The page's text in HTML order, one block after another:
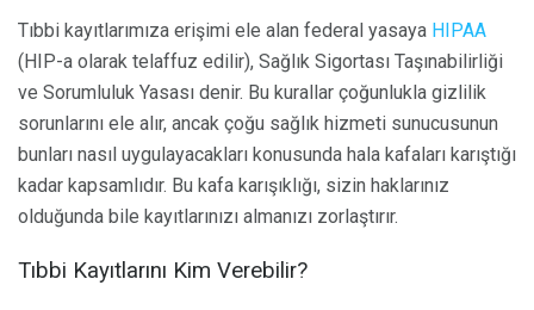
Tıbbi kayıtlarımıza erişimi ele alan federal yasaya HIPAA
(HIP-a olarak telaffuz edilir), Sağlık Sigortası Taşınabilirliği
ve Sorumluluk Yasası denir. Bu kurallar çoğunlukla gizlilik
sorunlarını ele alır, ancak çoğu sağlık hizmeti sunucusunun
bunları nasıl uygulayacakları konusunda hala kafaları karıştığı
kadar kapsamlıdır. Bu kafa karışıklığı, sizin haklarınız
olduğunda bile kayıtlarınızı almanızı zorlaştırır.
Tıbbi Kayıtlarını Kim Verebilir?